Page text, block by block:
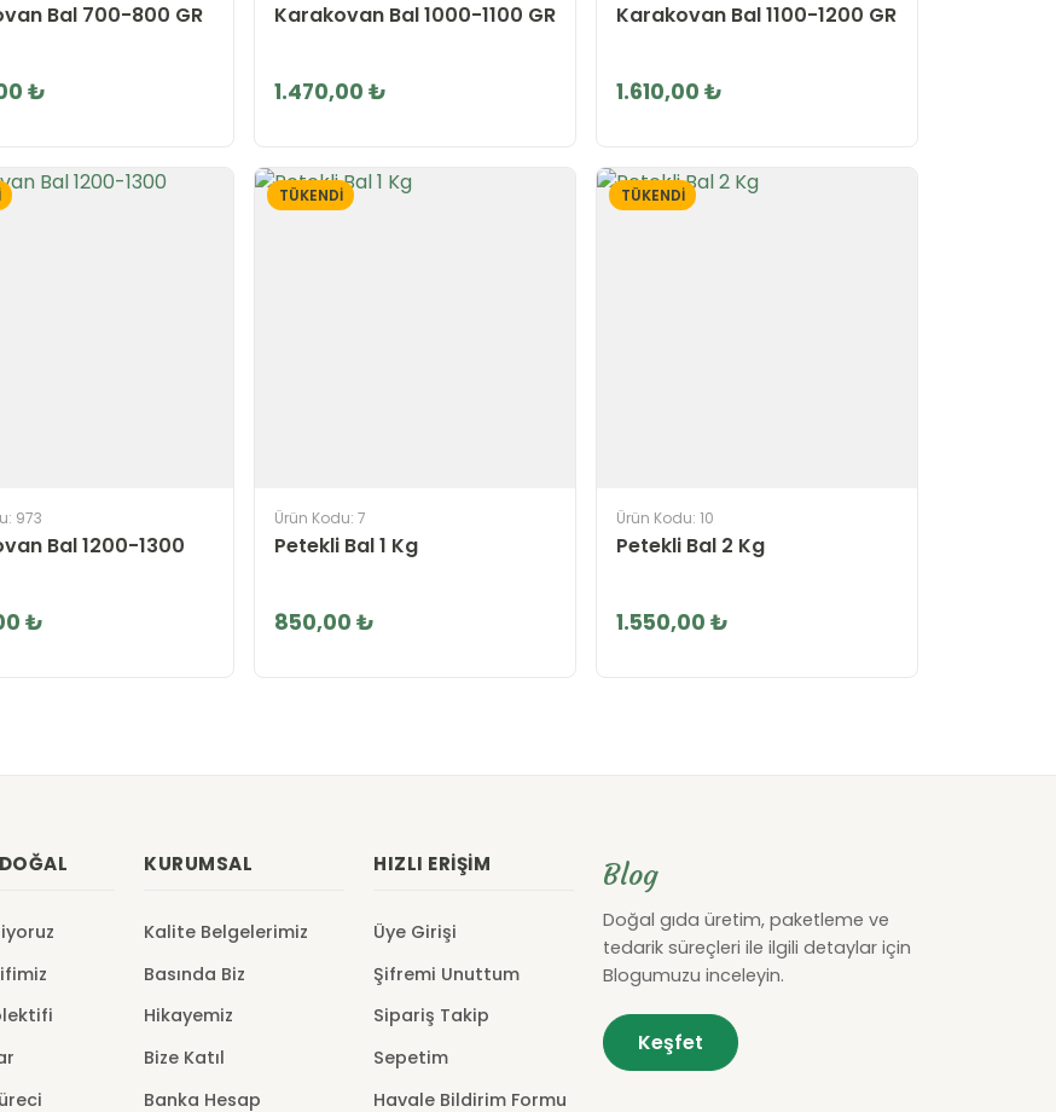
Bal 700-800 GR
₺
Karakovan Bal 1000-1100 GR
1.470,00 ₺
Karakovan Bal 1100-1200 GR
1.610,00 ₺
973
Bal 1200-1300
₺
TÜKENDİ
Ürün Kodu: 7
Petekli Bal 1 Kg
850,00 ₺
TÜKENDİ
Ürün Kodu: 10
Petekli Bal 2 Kg
1.550,00 ₺
KURUMSAL
Kalite Belgelerimiz
Basında Biz
Hikayemiz
Bize Katıl
Banka Hesap
HIZLI ERIŞIM
Üye Girişi
Şifremi Unuttum
Sipariş Takip
Sepetim
Havale Bildirim Formu
Blog
Doğal gıda üretim, paketleme ve
tedarik süreçleri ile ilgili detaylar için
Blogumuzu inceleyin.
Keşfet